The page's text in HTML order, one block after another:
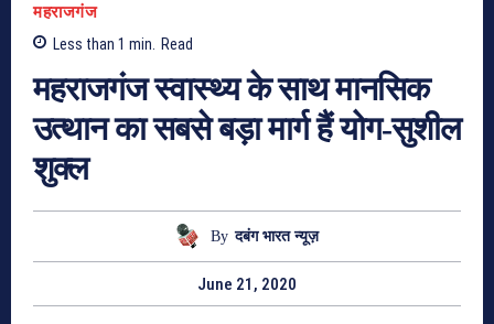
महराजगंज
Less than 1 min. Read
महराजगंज स्वास्थ्य के साथ मानसिक
उत्थान का सबसे बड़ा मार्ग हैं योग-सुशील
शुक्ल
By दबंग भारत न्यूज़
June 21, 2020